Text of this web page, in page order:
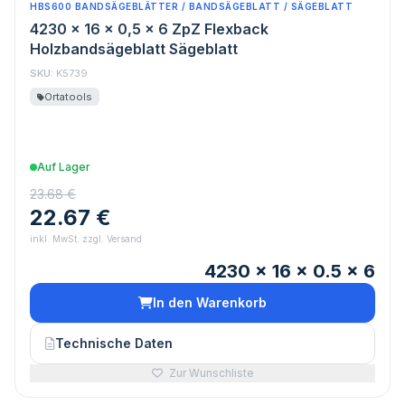
HBS600 BANDSÄGEBLÄTTER / BANDSÄGEBLATT / SÄGEBLATT
4230 x 16 x 0,5 x 6 ZpZ Flexback
Holzbandsägeblatt Sägeblatt
SKU: K5739
Ortatools
Auf Lager
23.68 €
22.67 €
inkl. MwSt. zzgl. Versand
4230 x 16 x 0.5 x 6
In den Warenkorb
Technische Daten
Zur Wunschliste